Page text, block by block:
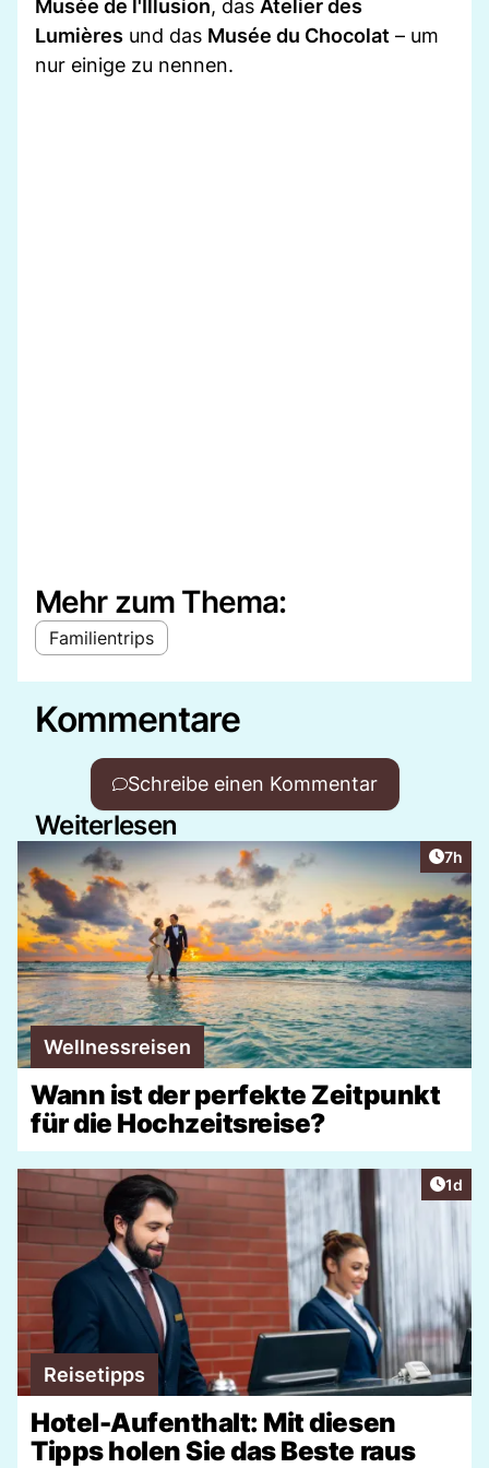
Musée de l'Illusion, das Atelier des
Lumières und das Musée du Chocolat – um
nur einige zu nennen.
Mehr zum Thema:
Familientrips
Kommentare
Schreibe einen Kommentar
Weiterlesen
7h
Wellnessreisen
Wann ist der perfekte Zeitpunkt
für die Hochzeitsreise?
1d
Reisetipps
Hotel-Aufenthalt: Mit diesen
Tipps holen Sie das Beste raus